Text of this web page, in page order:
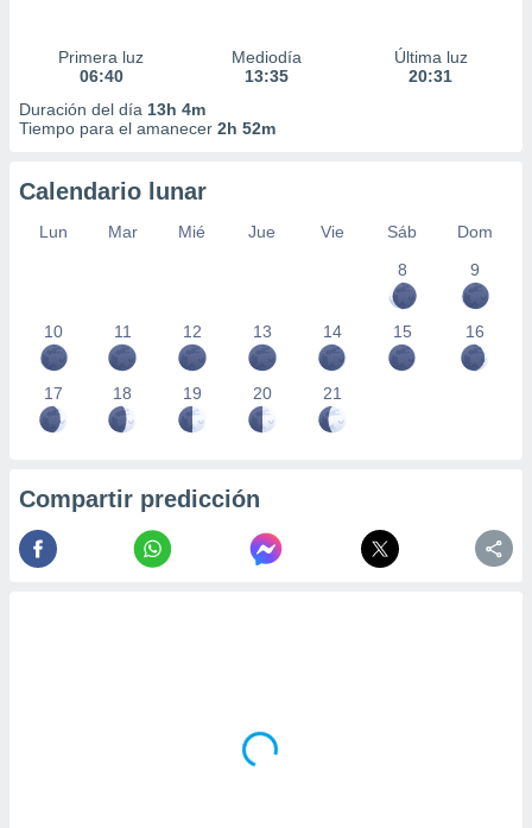
Primera luz
06:40
Mediodía
13:35
Última luz
20:31
Duración del día 13h 4m
Tiempo para el amanecer 2h 52m
Calendario lunar
Lun Mar Mié Jue Vie Sáb
Dom
8
9
10 11 12 13 14 15 16
17 18 19 20 21
Compartir predicción